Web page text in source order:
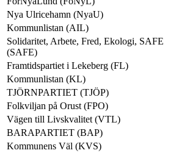
Nya Ulricehamn (NyaU)
Kommunlistan (AIL)
Solidaritet, Arbete, Fred, Ekologi, SAFE
(SAFE)
Framtidspartiet i Lekeberg (FL)
Kommunlistan (KL)
TJÖRNPARTIET (TJÖP)
Folkviljan på Orust (FPO)
Vägen till Livskvalitet (VTL)
BARAPARTIET (BAP)
Kommunens Väl (KVS)